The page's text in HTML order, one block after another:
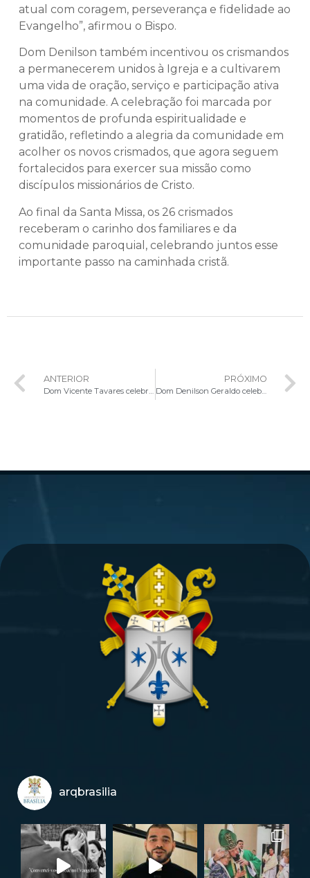
atual com coragem, perseverança e fidelidade ao
Evangelho”, afirmou o Bispo.
Dom Denilson também incentivou os crismandos
a permanecerem unidos à Igreja e a cultivarem
uma vida de oração, serviço e participação ativa
na comunidade. A celebração foi marcada por
momentos de profunda espiritualidade e
gratidão, refletindo a alegria da comunidade em
acolher os novos crismados, que agora seguem
fortalecidos para exercer sua missão como
discípulos missionários de Cristo.
Ao final da Santa Missa, os 26 crismados
receberam o carinho dos familiares e da
comunidade paroquial, celebrando juntos esse
importante passo na caminhada cristã.
ANTERIOR
Dom Vicente Tavares celebra Crisma na Paróquia Nossa Senhora do Carmo
PRÓXIMO
Dom Denilson Geraldo celebra Crisma na Paróquia Nossa Senhora da Esperança
arqbrasilia